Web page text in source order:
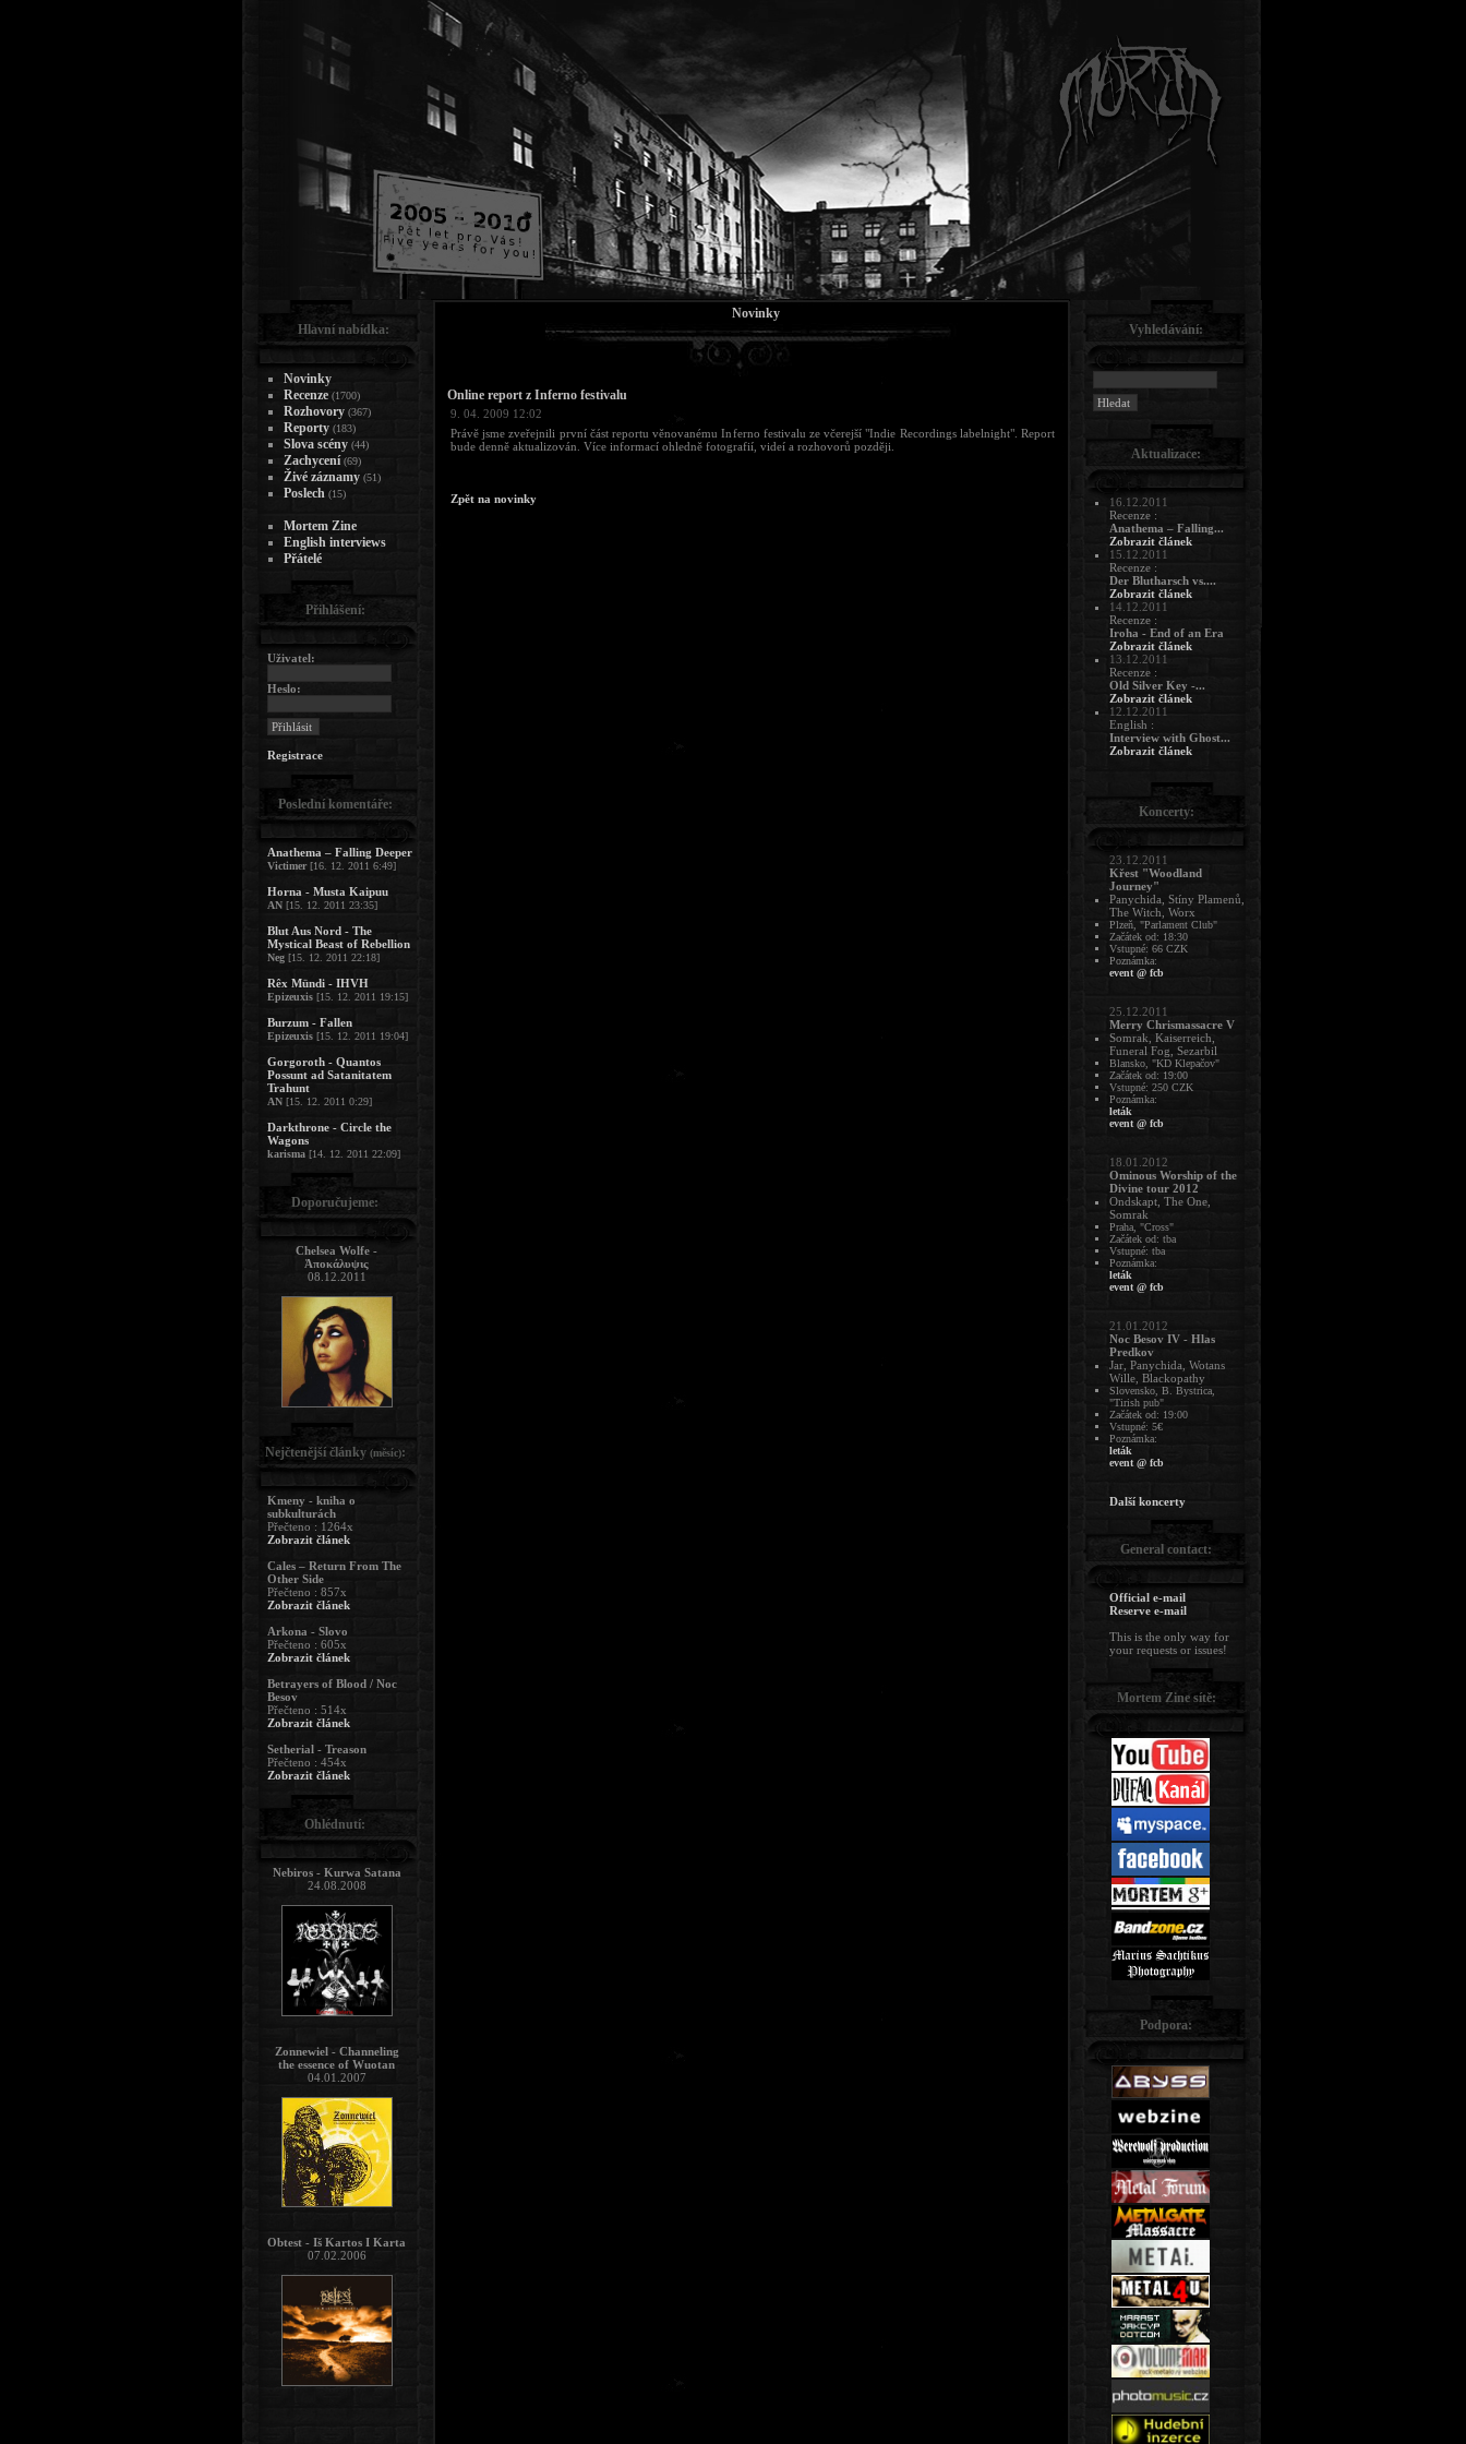
Novinky
Online report z Inferno festivalu
9. 04. 2009 12:02
Právě jsme zveřejnili první část reportu věnovanému Inferno festivalu ze včerejší "Indie Recordings labelnight". Report
bude denně aktualizován. Více informací ohledně fotografií, videí a rozhovorů později.
Zpět na novinky
Hlavní nabídka:
Novinky
Recenze (1700)
Rozhovory (367)
Reporty (183)
Slova scény (44)
Zachycení (69)
Živé záznamy (51)
Poslech (15)
Mortem Zine
English interviews
Přátelé
Přihlášení:
Uživatel:
Heslo:
Registrace
Poslední komentáře:
Anathema – Falling Deeper
Victimer[16. 12. 2011 6:49]
Horna - Musta Kaipuu
AN [15. 12. 2011 23:35]
Blut Aus Nord - The
Mystical Beast of Rebellion
Neg [15. 12. 2011 22:18]
Rêx Mündi - IHVH
Epizeuxis [15. 12. 2011 19:15]
Burzum - Fallen
Epizeuxis [15. 12. 2011 19:04]
Gorgoroth - Quantos
Possunt ad Satanitatem
Trahunt
AN [15. 12. 2011 0:29]
Darkthrone - Circle the
Wagons
karisma [14. 12. 2011 22:09]
Doporučujeme:
Chelsea Wolfe -
Ἀποκάλυψις
08.12.2011
Nejčtenější články (měsíc):
Kmeny - kniha o
subkulturách
Přečteno : 1264x
Zobrazit článek
Cales – Return From The
Other Side
Přečteno : 857x
Zobrazit článek
Arkona - Slovo
Přečteno : 605x
Zobrazit článek
Betrayers of Blood / Noc
Besov
Přečteno : 514x
Zobrazit článek
Setherial - Treason
Přečteno : 454x
Zobrazit článek
Ohlédnutí:
Nebiros - Kurwa Satana
24.08.2008
Zonnewiel - Channeling
the essence of Wuotan
04.01.2007
Obtest - Iš Kartos I Karta
07.02.2006
Vyhledávání:
Aktualizace:
16.12.2011
Recenze :
Anathema – Falling...
Zobrazit článek
15.12.2011
Recenze :
Der Blutharsch vs....
Zobrazit článek
14.12.2011
Recenze :
Iroha - End of an Era
Zobrazit článek
13.12.2011
Recenze :
Old Silver Key -...
Zobrazit článek
12.12.2011
English :
Interview with Ghost...
Zobrazit článek
Koncerty:
23.12.2011
Křest "Woodland
Journey"
Panychida, Stíny Plamenů,
The Witch, Worx
Plzeň, "Parlament Club"
Začátek od: 18:30
Vstupné: 66 CZK
Poznámka:
event @ fcb
25.12.2011
Merry Chrismassacre V
Somrak, Kaiserreich,
Funeral Fog, Sezarbil
Blansko, "KD Klepačov"
Začátek od: 19:00
Vstupné: 250 CZK
Poznámka:
leták
event @ fcb
18.01.2012
Ominous Worship of the
Divine tour 2012
Ondskapt, The One,
Somrak
Praha, "Cross"
Začátek od: tba
Vstupné: tba
Poznámka:
leták
event @ fcb
21.01.2012
Noc Besov IV - Hlas
Predkov
Jar, Panychida, Wotans
Wille, Blackopathy
Slovensko, B. Bystrica,
"Tirish pub"
Začátek od: 19:00
Vstupné: 5€
Poznámka:
leták
event @ fcb
Další koncerty
General contact:
Official e-mail
Reserve e-mail
This is the only way for
your requests or issues!
Mortem Zine sítě:
Podpora: